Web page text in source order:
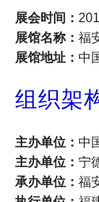
展会时间：
展馆名称： 福
展馆地址： 中
组织架
主办单位： 中
主办单位： 宁
承办单位： 福